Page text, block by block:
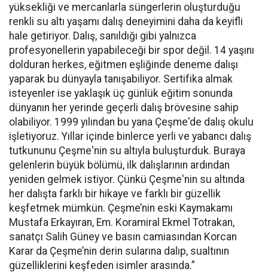
yüksekliği ve mercanlarla süngerlerin oluşturduğu
renkli su altı yaşamı dalış deneyimini daha da keyifli
hale getiriyor. Dalış, sanıldığı gibi yalnızca
profesyonellerin yapabileceği bir spor değil. 14 yaşını
dolduran herkes, eğitmen eşliğinde deneme dalışı
yaparak bu dünyayla tanışabiliyor. Sertifika almak
isteyenler ise yaklaşık üç günlük eğitim sonunda
dünyanın her yerinde geçerli dalış brövesine sahip
olabiliyor. 1999 yılından bu yana Çeşme'de dalış okulu
işletiyoruz. Yıllar içinde binlerce yerli ve yabancı dalış
tutkununu Çeşme'nin su altıyla buluşturduk. Buraya
gelenlerin büyük bölümü, ilk dalışlarının ardından
yeniden gelmek istiyor. Çünkü Çeşme'nin su altında
her dalışta farklı bir hikaye ve farklı bir güzellik
keşfetmek mümkün. Çeşme’nin eski Kaymakamı
Mustafa Erkayıran, Em. Koramiral Ekmel Totrakan,
sanatçı Salih Güney ve basın camiasından Korcan
Karar da Çeşme’nin derin sularına dalıp, sualtının
güzelliklerini keşfeden isimler arasında.”